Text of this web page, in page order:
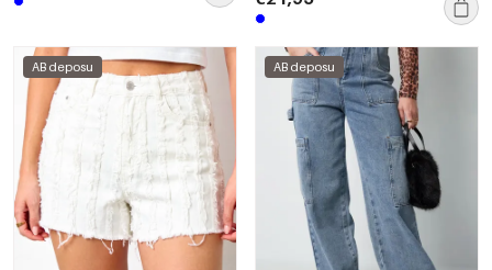
AB deposu AB deposu